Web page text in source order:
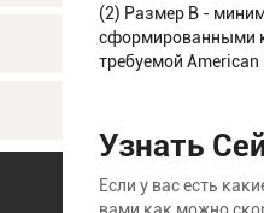
(2) Размер B -
сформированными
требуемой
Узнать
Если у вас есть